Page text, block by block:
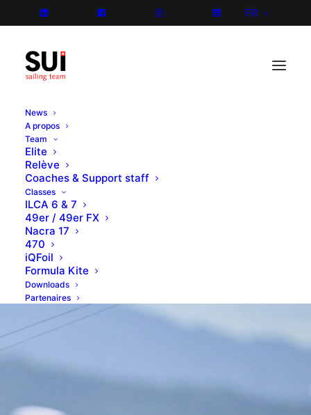
FR
News
A propos
Team
Elite
Relève
Coaches & Support staff
Classes
ILCA 6 & 7
49er / 49er FX
Nacra 17
470
iQFoil
Formula Kite
Downloads
Partenaires